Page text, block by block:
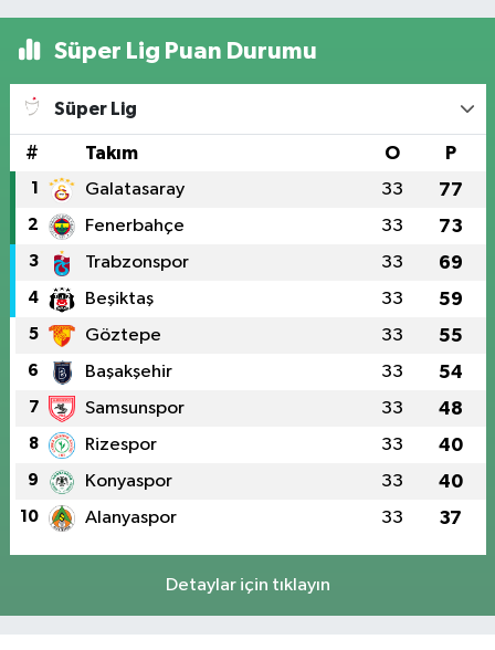
Süper Lig Puan Durumu
Süper Lig
# Takım O P
1 Galatasaray 33 77
2 Fenerbahçe 33 73
3 Trabzonspor 33 69
4 Beşiktaş 33 59
5 Göztepe 33 55
6 Başakşehir 33 54
7 Samsunspor 33 48
8 Rizespor 33 40
9 Konyaspor 33 40
10 Alanyaspor 33 37
Detaylar için tıklayın